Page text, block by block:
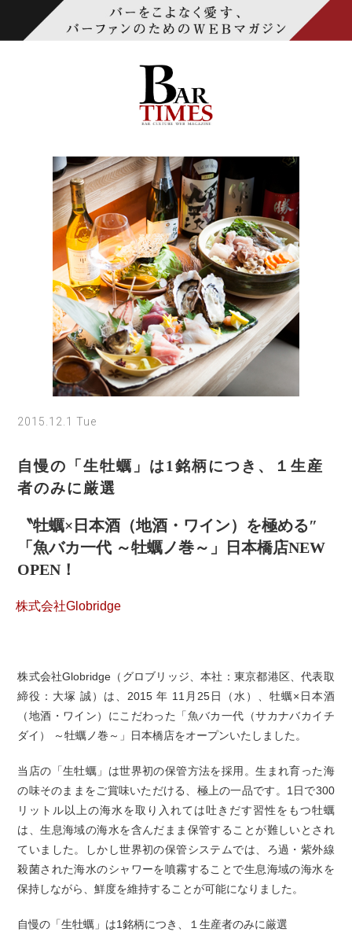
2015.12.1 Tue
自慢の「生牡蠣」は1銘柄につき、１生産
者のみに厳選
〝牡蠣×日本酒（地酒・ワイン）を極める″
「魚バカ一代 ～牡蠣ノ巻～」日本橋店NEW
OPEN！
株式会社Globridge
株式会社Globridge（グロブリッジ、本社：東京都港区、代表取
締役：大塚 誠）は、2015 年 11月25日（水）、牡蠣×日本酒
（地酒・ワイン）にこだわった「魚バカ一代（サカナバカイチ
ダイ） ～牡蠣ノ巻～」日本橋店をオープンいたしました。
当店の「生牡蠣」は世界初の保管方法を採用。生まれ育った海
の味そのままをご賞味いただける、極上の一品です。1日で300
リットル以上の海水を取り入れては吐きだす習性をもつ牡蠣
は、生息海域の海水を含んだまま保管することが難しいとされ
ていました。しかし世界初の保管システムでは、ろ過・紫外線
殺菌された海水のシャワーを噴霧することで生息海域の海水を
保持しながら、鮮度を維持することが可能になりました。
自慢の「生牡蠣」は1銘柄につき、１生産者のみに厳選